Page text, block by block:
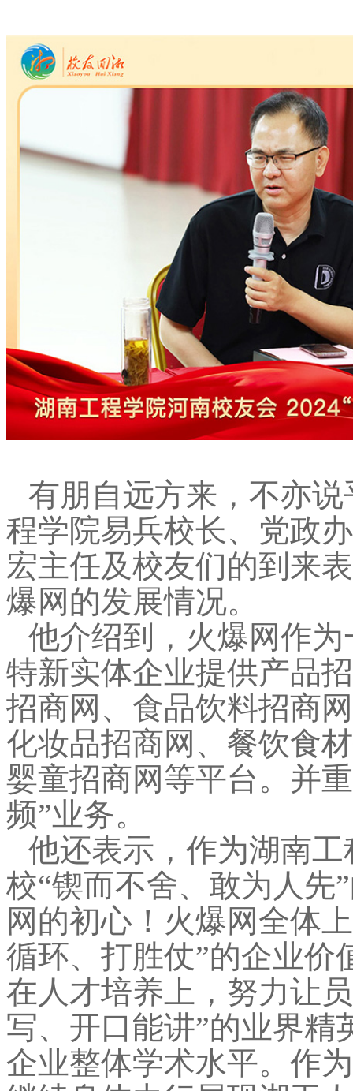
有朋自远方来，不亦
程学院易兵校长、党政
宏主任及校友们的到来
爆网的发展情况。
他介绍到，火爆网作
特新实体企业提供产品
招商网、食品饮料招商
化妆品招商网、餐饮食
婴童招商网等平台。并
频”业务。
他还表示，作为湖南
校“锲而不舍、敢为人先
网的初心！火爆网全体
循环、打胜仗”的企业价
在人才培养上，努力让
写、开口能讲”的业界精
企业整体学术水平。作